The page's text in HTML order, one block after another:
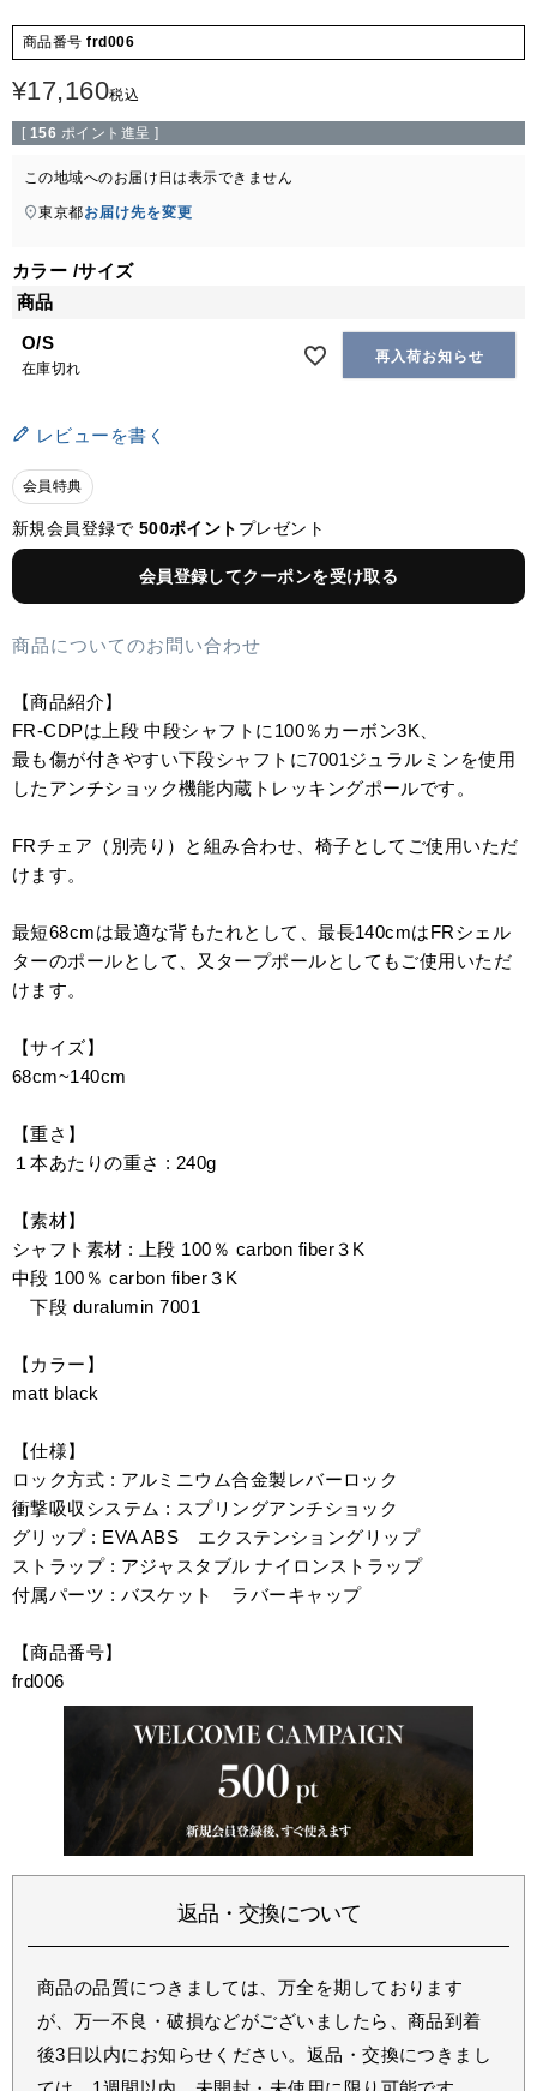
商品番号 frd006
¥17,160税込
[ 156 ポイント進呈 ]
この地域へのお届け日は表示できません
東京都お届け先を変更
カラー サイズ
商品
O/S
在庫切れ
再入荷お知らせ
レビューを書く
会員特典
新規会員登録で 500ポイント プレゼント
会員登録してクーポンを受け取る
商品についてのお問い合わせ
【商品紹介】
FR-CDPは上段 中段シャフトに100％カーボン3K、
最も傷が付きやすい下段シャフトに7001ジュラルミンを使用
したアンチショック機能内蔵トレッキングポールです。
FRチェア（別売り）と組み合わせ、椅子としてご使用いただ
けます。
最短68cmは最適な背もたれとして、最長140cmはFRシェル
ターのポールとして、又タープポールとしてもご使用いただ
けます。
【サイズ】
68cm~140cm
【重さ】
１本あたりの重さ : 240g
【素材】
シャフト素材 : 上段 100％ carbon fiber３K
中段 100％ carbon fiber３K
下段 duralumin 7001
【カラー】
matt black
【仕様】
ロック方式 : アルミニウム合金製レバーロック
衝撃吸収システム : スプリングアンチショック
グリップ : EVA ABS エクステンショングリップ
ストラップ : アジャスタブル ナイロンストラップ
付属パーツ : バスケット ラバーキャップ
【商品番号】
frd006
返品・交換について
商品の品質につきましては、万全を期しております
が、万一不良・破損などがございましたら、商品到着
後3日以内にお知らせください。返品・交換につきまし